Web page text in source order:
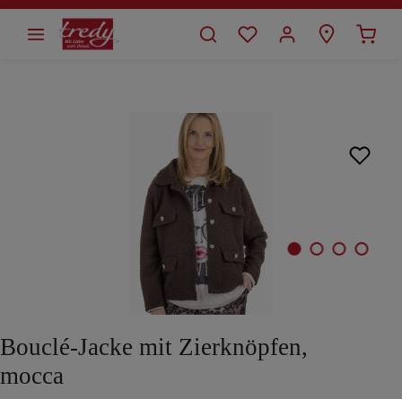
springen
Bouclé-Jacke mit Zierknöpfen,
mocca